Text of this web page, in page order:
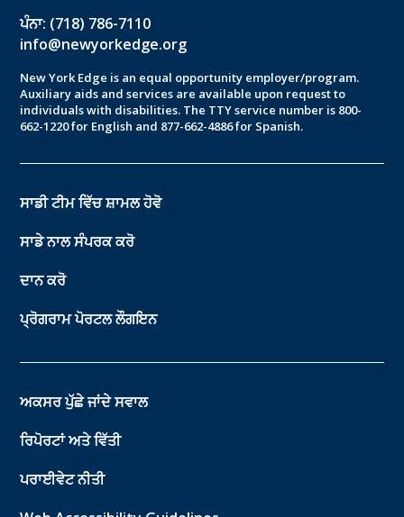
ਪੰਨਾ: (718) 786-7110
info@newyorkedge.org
New York Edge is an equal opportunity employer/program.
Auxiliary aids and services are available upon request to
individuals with disabilities. The TTY service number is 800-
662-1220 for English and 877-662-4886 for Spanish.
ਸਾਡੀ ਟੀਮ ਵਿੱਚ ਸ਼ਾਮਲ ਹੋਵੋ
ਸਾਡੇ ਨਾਲ ਸੰਪਰਕ ਕਰੋ
ਦਾਨ ਕਰੋ
ਪ੍ਰੋਗਰਾਮ ਪੋਰਟਲ ਲੌਗਇਨ
ਅਕਸਰ ਪੁੱਛੇ ਜਾਂਦੇ ਸਵਾਲ
ਰਿਪੋਰਟਾਂ ਅਤੇ ਵਿੱਤੀ
ਪਰਾਈਵੇਟ ਨੀਤੀ